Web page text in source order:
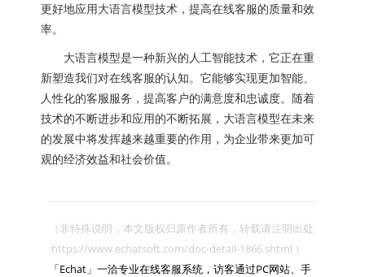
更好地应用大语言模型技术，提高在线客服的质量和效
率。
大语言模型是一种新兴的人工智能技术，它正在重
新塑造我们对在线客服的认知。它能够实现更加智能、
人性化的客服服务，提高客户的满意度和忠诚度。随着
技术的不断进步和应用的不断拓展，大语言模型在未来
的发展中将发挥越来越重要的作用，为企业带来更加可
观的经济效益和社会价值。
（非特殊说明，本文版权归原作者所有，转载请注明出处
:https://www.echatsoft.com/doc-detail-1866.shtml ）
「Echat」一洽专业在线客服系统，访客通过PC网站、手